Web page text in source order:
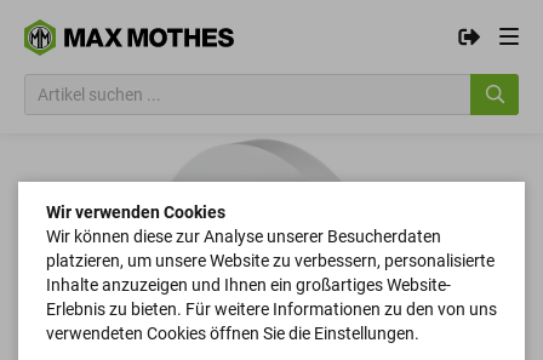
Wir verwenden Cookies
Wir können diese zur Analyse unserer Besucherdaten
platzieren, um unsere Website zu verbessern, personalisierte
Inhalte anzuzeigen und Ihnen ein großartiges Website-
Erlebnis zu bieten. Für weitere Informationen zu den von uns
verwendeten Cookies öffnen Sie die Einstellungen.